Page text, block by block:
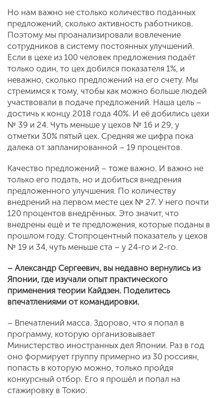
Но нам важно не столько количество поданных
предложений, сколько активность работников.
Поэтому мы проанализировали вовлечение
сотрудников в систему постоянных улучшений.
Если в цехе из 100 человек предложения подаёт
только один, то цех добился показателя 1%, и
неважно, сколько предложений на его счету. Мы
стремимся к тому, чтобы как можно больше людей
участвовали в подаче предложений. Наша цель –
достичь к концу 2018 года 40%. И её добились цехи
№ 39 и 24. Чуть меньше у цехов № 16 и 29, у
отметки 30% пятый цех. Средняя же цифра пока
далека от запланированной – 19 процентов.
Качество предложений – тоже важно. И важно не
только его подать, но и добиться внедрения
предложенного улучшения. По количеству
внедрений на первом месте цех № 27. У него почти
120 процентов внедрённых. Это значит, что
внедрены ещё и те предложения, которые поданы в
прошлом году. Стопроцентный показатель у цехов
№ 19 и 34, чуть меньше ста – у 24-го и 2-го.
– Александр Сергеевич, вы недавно вернулись из
Японии, где изучали опыт практического
применения теории Кайдзен. Поделитесь
впечатлениями от командировки.
– Впечатлений масса. Здорово, что я попал в
программу, которую организовывает
Министерство иностранных дел Японии. Раз в год
оно формирует группу примерно из 30 россиян,
попасть в которую можно, только пройдя
конкурсный отбор. Его я прошёл и попал на
стажировку в Токио.